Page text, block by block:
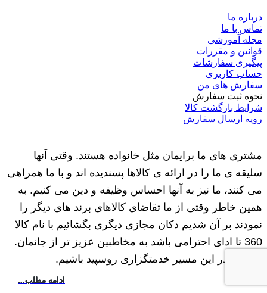
ادامه مطلب...
ادامه مطلب...
ادامه مطلب...
ادامه مطلب...
ادامه مطلب...
درباره ما
تماس با ما
مجله آموزشی
قوانین و مقررات
پیگیری سفارشات
حساب کاربری
سفارش های من
نحوه ثبت سفارش
شرایط بازگشت کالا
رویه ارسال سفارش
مشتری های ما برایمان مثل خانواده هستند. وقتی آنها
سلیقه ی ما را در ارائه ی کالاها پسندیده اند و با ما همراهی
می کنند، ما نیز به آنها احساس وظیفه و دین می کنیم. به
همین خاطر وقتی از ما تقاضای کالاهای برند های دیگر را
نمودند بر آن شدیم دکان مجازی دیگری بگشائیم با نام کالا
360 تا ادای احترامی باشد به مخاطبین عزیز تر از جانمان.
امید که در این مسیر خدمتگزاری روسپید باشیم.